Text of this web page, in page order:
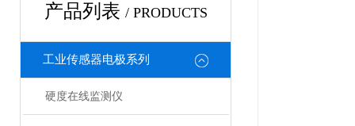
产品列表 / PRODUCTS
工业传感器电极系列
硬度在线监测仪